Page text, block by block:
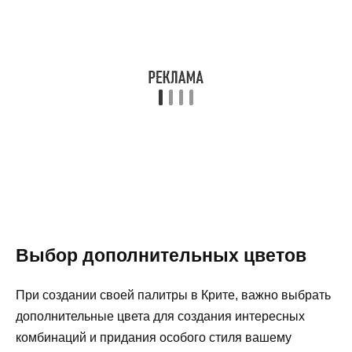
Выбор дополнительных цветов
При создании своей палитры в Крите, важно выбрать
дополнительные цвета для создания интересных
комбинаций и придания особого стиля вашему